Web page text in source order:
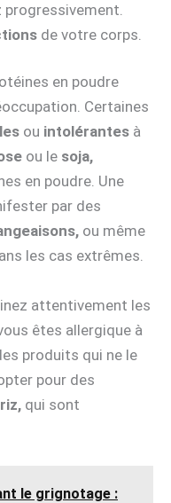
de votre corps.
en poudre
Certaines
ou intolérantes à
ou le soja,
en poudre. Une
par des
ou même
les cas extrêmes.
attentivement les
êtes allergique à
produits qui ne le
pour des
riz, qui sont
le grignotage :